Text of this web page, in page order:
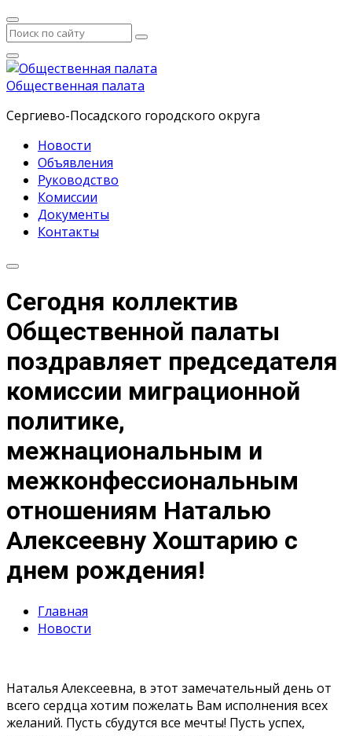
Общественная палата
Сергиево-Посадского городского округа
Новости
Объявления
Руководство
Комиссии
Документы
Контакты
Сегодня коллектив
Общественной палаты
поздравляет председателя
комиссии миграционной
политике,
межнациональным и
межконфессиональным
отношениям Наталью
Алексеевну Хоштарию с
днем рождения!
Главная
Новости
Наталья Алексеевна, в этот замечательный день от
всего сердца хотим пожелать Вам исполнения всех
желаний. Пусть сбудутся все мечты! Пусть успех,